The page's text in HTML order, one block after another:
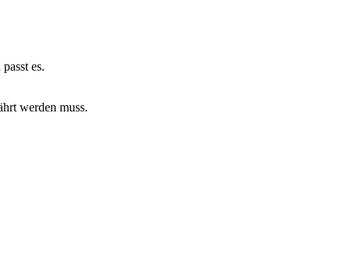
es.
werden muss.